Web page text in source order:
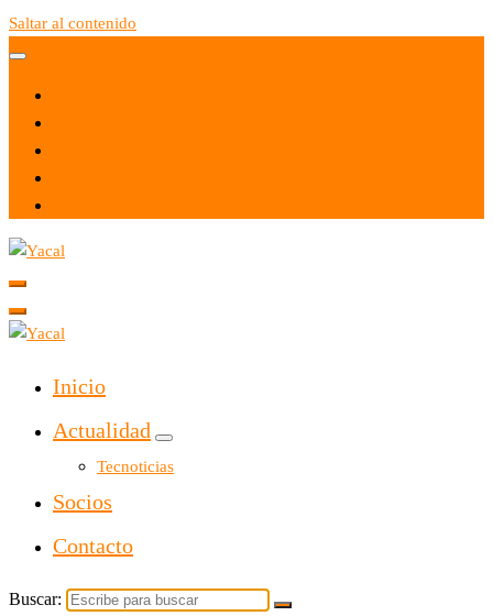
Saltar al contenido
Yacal micro hosting
Inicio
Actualidad
Tecnoticias
Socios
Contacto
Buscar: